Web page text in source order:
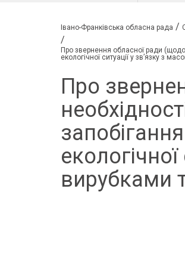
Івано-Франківська обласна рада /
/
Про звернення обласної ради
екологічної ситуації у зв’язку з
Про
вирубками